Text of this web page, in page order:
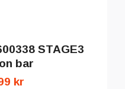
STAGE3
bar
kr